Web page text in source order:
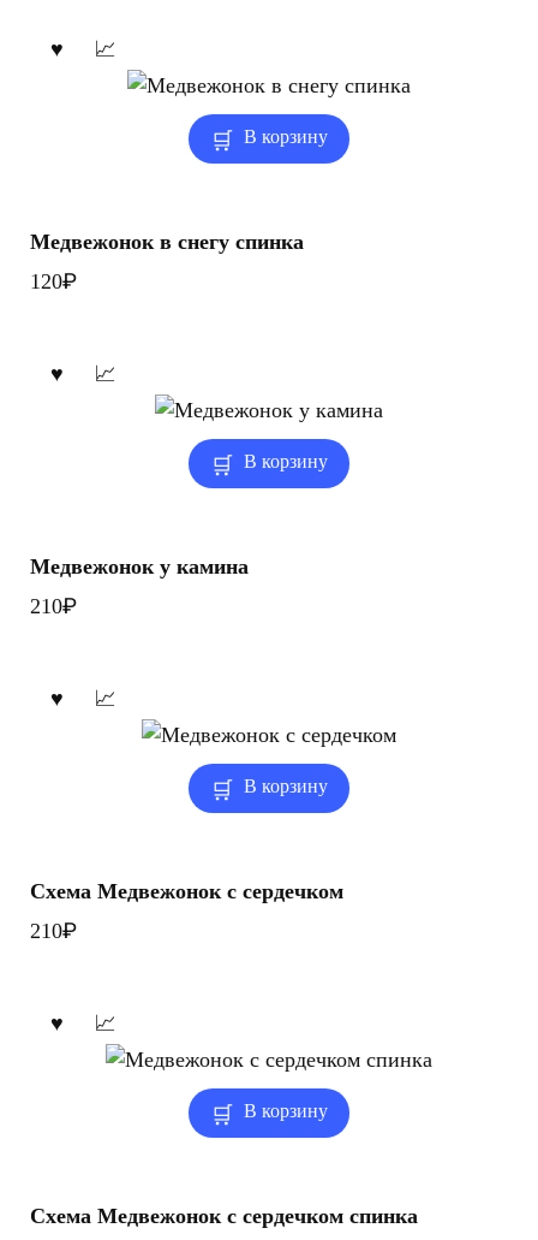
В корзину
Медвежонок в снегу спинка
120₽
В корзину
Медвежонок у камина
210₽
В корзину
Схема Медвежонок с сердечком
210₽
В корзину
Схема Медвежонок с сердечком спинка